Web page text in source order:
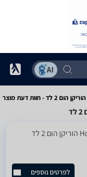
‏קטלן יתושים חשמלי Home 2 Led הוריקן הום 2 לד
לפרטים נוספים